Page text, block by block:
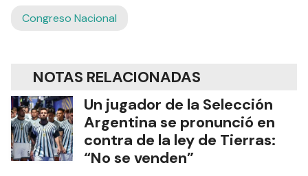
Congreso Nacional
NOTAS RELACIONADAS
Un jugador de la Selección
Argentina se pronunció en
contra de la ley de Tierras:
“No se venden”